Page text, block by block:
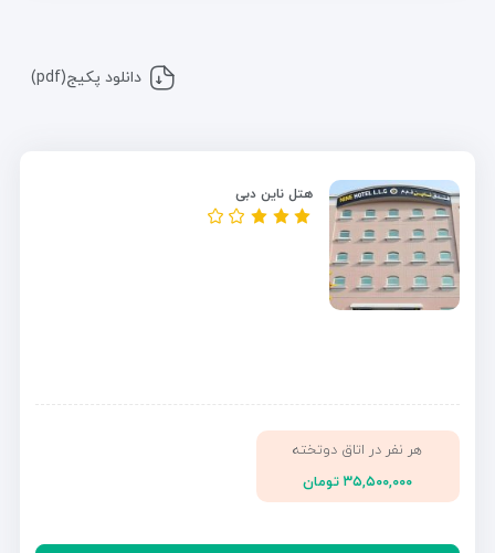
دانلود پکیج(pdf)
هتل ناین دبی
هر نفر در اتاق دوتخته
۳۵,۵۰۰,۰۰۰ تومان